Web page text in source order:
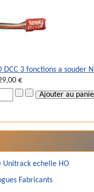
3 fonctions a souder
€
Unitrack echelle HO
Fabricants